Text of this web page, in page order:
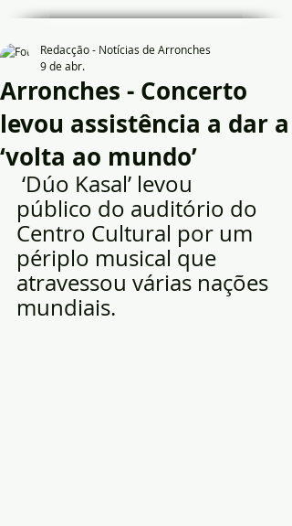
Arronches - Concerto
levou assistência a dar a
‘volta ao mundo’
Redacção - Notícias de Arronches
9 de abr.
‘Dúo Kasal’ levou
público do auditório do
Centro Cultural por um
périplo musical que
atravessou várias nações
mundiais.